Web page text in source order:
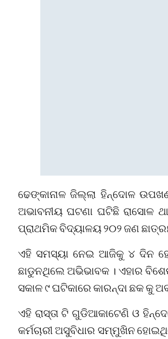
ଢେଙ୍କାନାଳ ଜିଲ୍ଲା ହିନ୍ଦୋଳ
ଅଭାବନୀୟ ଘଟଣା ଘଟିଛି ରାସୋଳ
ପ୍ରାଥମିକ ବିଦ୍ୟାଳୟ ୨୦୨ ଜଣ
ଏହି ସମସ୍ୟା ନେଇ ଆଜିକୁ ୪ ଦିନ
ଛାଡୁନଥିଲେ ଅଭିଭାବକ । ଏହାର
ସକାଳ ୯ ଘଟିକାରେ କାରନ୍ଦା ଛକ କୁ
ଏହି ରାସ୍ତା ଟି ଗୁଡିଆକାଟେଣି ଓ
କର୍ମଚାରୀ ଅସୁବିଧାର ସମ୍ମୁଖିନ